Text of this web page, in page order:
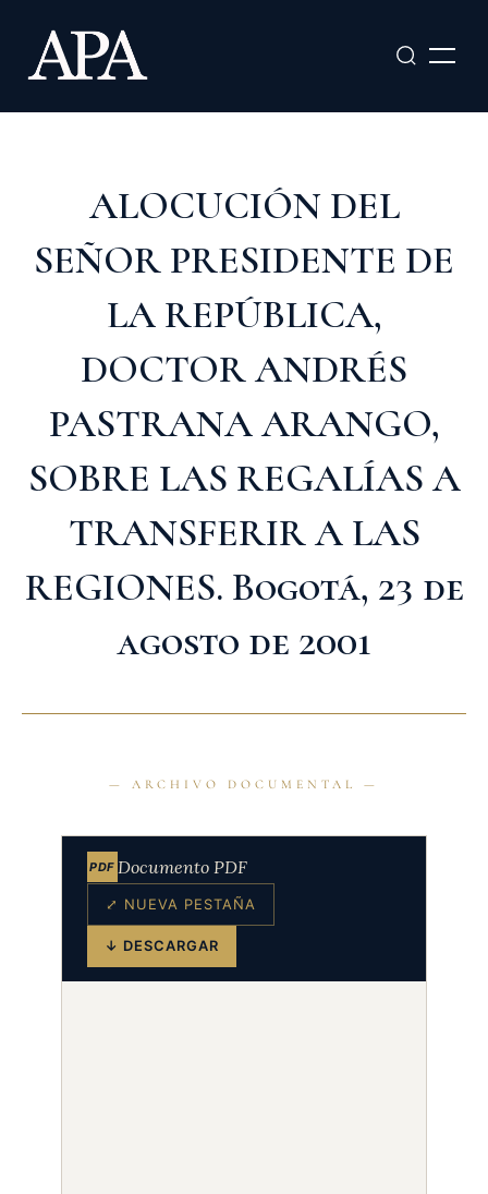
contenido
ALOCUCIÓN DEL
SEÑOR PRESIDENTE DE
LA REPÚBLICA,
DOCTOR ANDRÉS
PASTRANA ARANGO,
SOBRE LAS REGALÍAS A
TRANSFERIR A LAS
REGIONES. Bogotá, 23 de
agosto de 2001
PDF Documento PDF
⤢ NUEVA PESTAÑA
↓ DESCARGAR